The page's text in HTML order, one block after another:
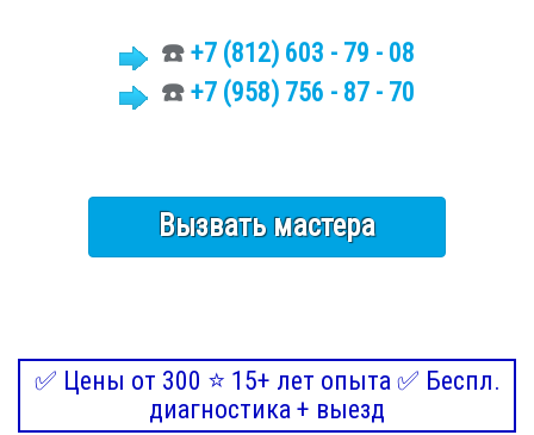
☎️ +7 (812) 603 - 79 - 08
☎️ +7 (958) 756 - 87 - 70
Вызвать мастера
✅ Цены от 300 ⭐ 15+ лет опыта ✅ Беспл.
диагностика + выезд